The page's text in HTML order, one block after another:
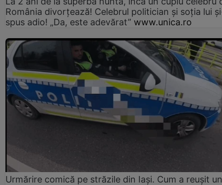
România divorțează! Celebrul politician și soția lui
spus adio! „Da, este adevărat” www.unica.ro
Urmărire comică pe străzile din Iași. Cum a reușit un